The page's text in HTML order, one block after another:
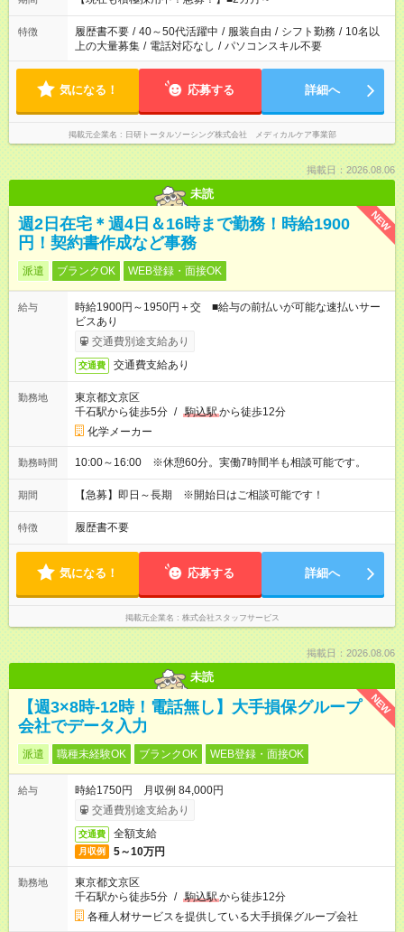
特徴 履歴書不要 / 40～50代活躍中 / 服装自由 / シフト勤務 / 10名以
上の大量募集 / 電話対応なし / パソコンスキル不要
気になる！ 応募する 詳細へ
掲載元企業名 日研トータルソーシング株式会社 メディカルケア事業部
掲載日：2026.08.06
未読
NEW
週2日在宅＊週4日＆16時まで勤務！時給1900
円！契約書作成など事務
派遣 ブランクOK WEB登録・面接OK
給与
時給1900円～1950円＋交 ■給与の前払いが可能な速払いサー
ビスあり
交通費別途支給あり
交通費 交通費支給あり
勤務地
東京都文京区
千石駅から徒歩5分 / 駒込駅から徒歩12分
化学メーカー
勤務時間 10:00～16:00 ※休憩60分。実働7時間半も相談可能です。
期間 【急募】即日～長期 ※開始日はご相談可能です！
特徴 履歴書不要
気になる！ 応募する 詳細へ
掲載元企業名 株式会社スタッフサービス
掲載日：2026.08.06
未読
NEW
【週3×8時-12時！電話無し】大手損保グループ
会社でデータ入力
派遣 職種未経験OK ブランクOK WEB登録・面接OK
給与
時給1750円 月収例 84,000円
交通費別途支給あり
交通費 全額支給
月収例 5～10万円
勤務地
東京都文京区
千石駅から徒歩5分 / 駒込駅から徒歩12分
各種人材サービスを提供している大手損保グループ会社